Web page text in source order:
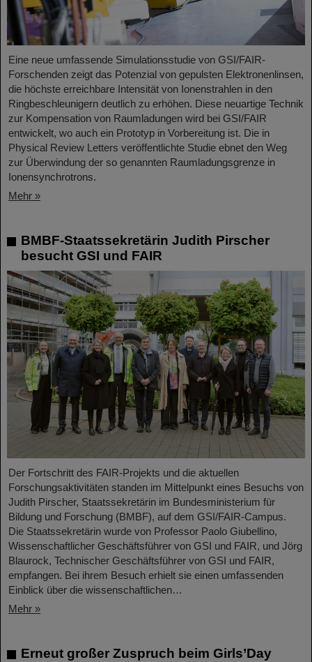
Eine neue umfassende Simulationsstudie von GSI/FAIR-
Forschenden zeigt das Potenzial von gepulsten Elektronenlinsen,
die höchste erreichbare Intensität von Ionenstrahlen in den
Ringbeschleunigern deutlich zu erhöhen. Diese neuartige Technik
zur Kompensation von Raumladungen wird bei GSI/FAIR
entwickelt, wo auch ein Prototyp in Vorbereitung ist. Die in
Physical Review Letters veröffentlichte Studie ebnet den Weg
zur Überwindung der so genannten Raumladungsgrenze in
Ionensynchrotrons.
Mehr »
BMBF-Staatssekretärin Judith Pirscher
besucht GSI und FAIR
Der Fortschritt des FAIR-Projekts und die aktuellen
Forschungsaktivitäten standen im Mittelpunkt eines Besuchs von
Judith Pirscher, Staatssekretärin im Bundesministerium für
Bildung und Forschung (BMBF), auf dem GSI/FAIR-Campus.
Die Staatssekretärin wurde von Professor Paolo Giubellino,
Wissenschaftlicher Geschäftsführer von GSI und FAIR, und Jörg
Blaurock, Technischer Geschäftsführer von GSI und FAIR,
empfangen. Bei ihrem Besuch erhielt sie einen umfassenden
Einblick über die wissenschaftlichen…
Mehr »
Erneut großer Zuspruch beim Girls’Day